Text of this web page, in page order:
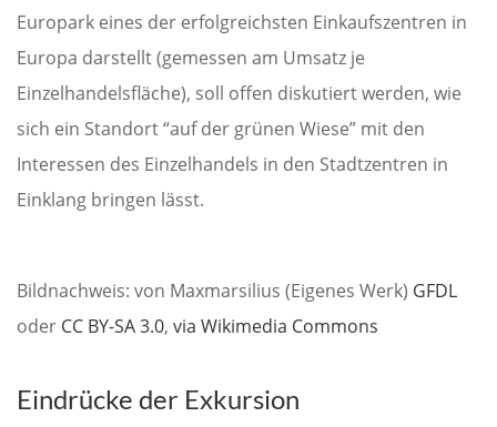
Europark eines der erfolgreichsten Einkaufszentren in
Europa darstellt (gemessen am Umsatz je
Einzelhandelsfläche), soll offen diskutiert werden, wie
sich ein Standort “auf der grünen Wiese” mit den
Interessen des Einzelhandels in den Stadtzentren in
Einklang bringen lässt.
Bildnachweis: von Maxmarsilius (Eigenes Werk) GFDL
oder CC BY-SA 3.0, via Wikimedia Commons
Eindrücke der Exkursion